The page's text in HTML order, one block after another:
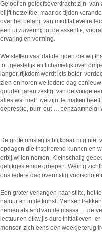
Geloof en geloofsoverdracht zijn van
blijft hetzelfde, maar de tijden
over het belang van meditatieve
een uitzuivering tot de essentie,
ervaring en vorming.
We stellen vast dat de tijden die wij
tot geestelijk en lichamelijk
langer, rijkdom wordt iets beter
zien en horen we iedere dag opnieuw
gouden jaren zestig, van de vorige
alles wat met ‘welzijn’ te maken
depressie, burn out … eenzaamheid!
De grote omslag is blijkbaar nog niet
opdagen die inspirerend kunnen en
erbij willen nemen. Kleinschalig
gelijkgestemde groepen. Weinig
ons iedere dag overmatig
Een groter verlangen naar stilte, het
natuur en in de kunst. Mensen
nemen afstand van de massa … de
lectuur en dikwijls dure initiatieven
mensen zich eens een weekje terug